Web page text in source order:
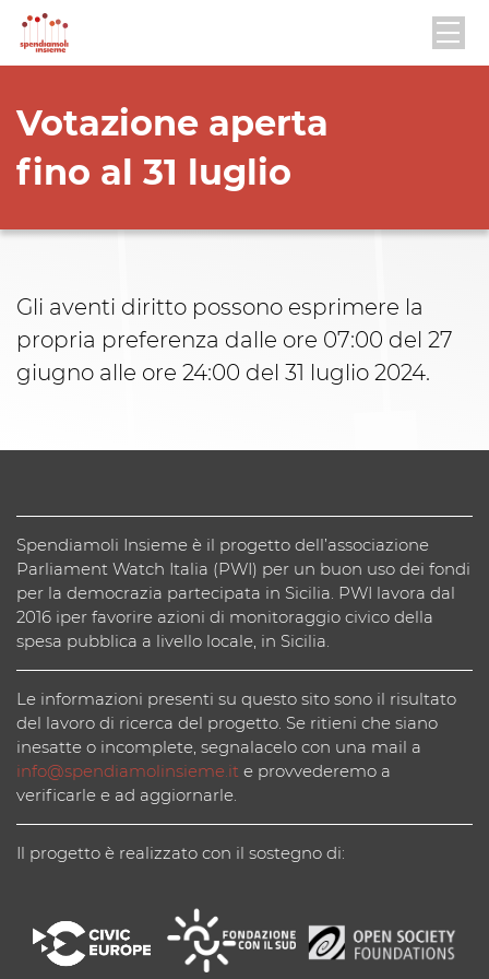
Votazione aperta
fino al 31 luglio
Gli aventi diritto possono esprimere la
propria preferenza dalle ore 07:00 del 27
giugno alle ore 24:00 del 31 luglio 2024.
Spendiamoli Insieme è il progetto dell’associazione
Parliament Watch Italia (PWI) per un buon uso dei fondi
per la democrazia partecipata in Sicilia. PWI lavora dal
2016 iper favorire azioni di monitoraggio civico della
spesa pubblica a livello locale, in Sicilia.
Le informazioni presenti su questo sito sono il risultato
del lavoro di ricerca del progetto. Se ritieni che siano
inesatte o incomplete, segnalacelo con una mail a
info@spendiamolinsieme.it e provvederemo a
verificarle e ad aggiornarle.
Il progetto è realizzato con il sostegno di: